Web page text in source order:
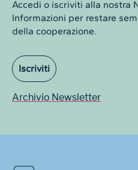
Accedi o iscriviti alla nostra
Informazioni per restare
della cooperazione.
Iscriviti
Archivio Newsletter